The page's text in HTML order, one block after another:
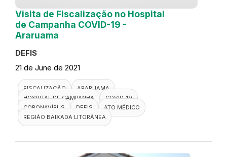
Visita de Fiscalização no Hospital
de Campanha COVID-19 -
Araruama
DEFIS
21 de June de 2021
FISCALIZAÇÃO
ARARUAMA
HOSPITAL DE CAMPANHA
COVID-19
CORONAVÍRUS
DEFIS
ATO MÉDICO
REGIÃO BAIXADA LITORÂNEA